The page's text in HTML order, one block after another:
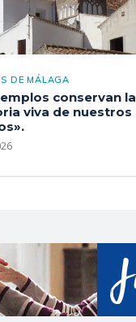
DE MÁLAGA
conservan la
viva de nuestros